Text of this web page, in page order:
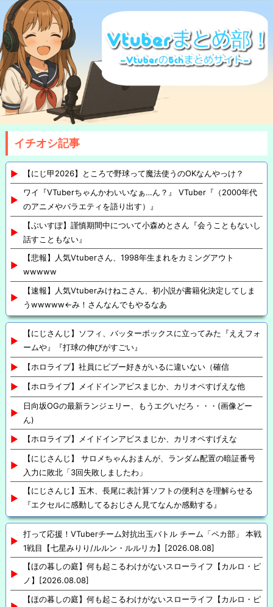
イチオシ記事
【にじ甲2026】ところで野球って魔法使うのOKなんやっけ？
ワイ『VTuberちゃんかわいいなぁ…ん？』 VTuber『（2000年代
のアニメやバラエティを語り出す）』
【ぶいすぽ】謹慎期間中について小森めとさん『会うこともないし
話すこともない』
【悲報】人気Vtuberさん、1998年生まれをカミングアウト
wwwww
【速報】人気Vtuberみけねこさん、初小説が書籍化決定してしま
うwwwww←み！さんなんでもやるなあ
【にじさんじ】ソフィ、バッターボックスに立ってみた『ええフォ
ームや』『打球の伸びがすごい』
【ホロライブ】社員にビブー好きがいるに違いない（確信
【ホロライブ】メイドインアビスまじか、カリオペすげえな他
日向坂OGの最新ランジェリー、もうエグいだろ・・・(画像どー
ん)
【ホロライブ】メイドインアビスまじか、カリオペすげえな
【にじさんじ】 サロメちゃんおまんが、ランダム配置の暗証番号
入力に敗北「3回失敗しましたわ」
【にじさんじ】五木、長尾に表計算ソフトの便利さを理解らせる
『エクセルに感動してるおじさん見てなんか感動する』
打って応援！VTuberチーム対抗出玉バトル チーム「ペカ部」 本戦
1戦目【七星みりり/ルルン・ルルリカ】[2026.08.08]
【ほの暮しの庭】何も起こるわけがないスローライフ【カルロ・ピ
ノ】[2026.08.08]
【ほの暮しの庭】何も起こるわけがないスローライフ【カルロ・ピ